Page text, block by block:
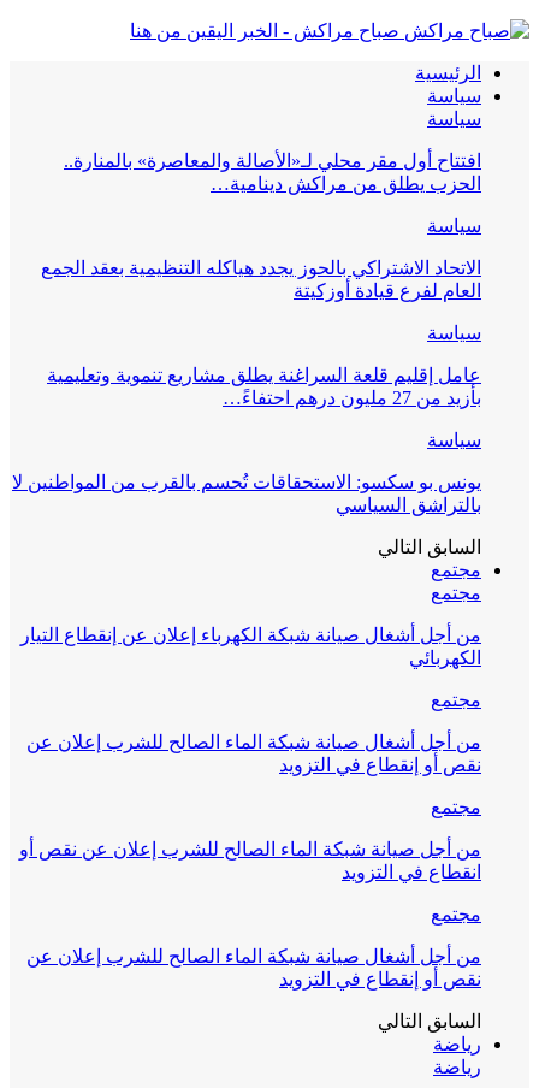
صباح مراكش - الخبر اليقين من هنا
الرئيسية
سياسة
سياسة
افتتاح أول مقر محلي لـ«الأصالة والمعاصرة» بالمنارة..
الحزب يطلق من مراكش دينامية…
سياسة
الاتحاد الاشتراكي بالحوز يجدد هياكله التنظيمية بعقد الجمع
العام لفرع قيادة أوزكيتة
سياسة
عامل إقليم قلعة السراغنة يطلق مشاريع تنموية وتعليمية
بأزيد من 27 مليون درهم احتفاءً…
سياسة
يونس بو سكسو: الاستحقاقات تُحسم بالقرب من المواطنين لا
بالتراشق السياسي
السابق التالي
مجتمع
مجتمع
من أجل أشغال صيانة شبكة الكهرباء إعلان عن إنقطاع التيار
الكهربائي
مجتمع
من أجل أشغال صيانة شبكة الماء الصالح للشرب إعلان عن
نقص أو إنقطاع في التزويد
مجتمع
من أجل صيانة شبكة الماء الصالح للشرب إعلان عن نقص أو
انقطاع في التزويد
مجتمع
من أجل أشغال صيانة شبكة الماء الصالح للشرب إعلان عن
نقص أو إنقطاع في التزويد
السابق التالي
رياضة
رياضة